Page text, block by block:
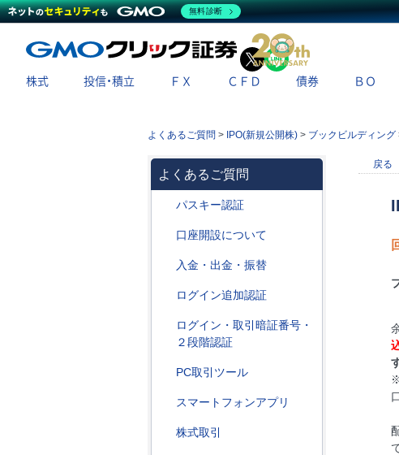
X
株式 投信・積立 ＦＸ ＣＦＤ 債券 ＢＯ
よくあるご質問 > IPO(新規公開株) > ブックビルディング
よくあるご質問
パスキー認証
口座開設について
入金・出金・振替
ログイン追加認証
ログイン・取引暗証番号・
２段階認証
PC取引ツール
スマートフォンアプリ
株式取引
戻る
無料診断